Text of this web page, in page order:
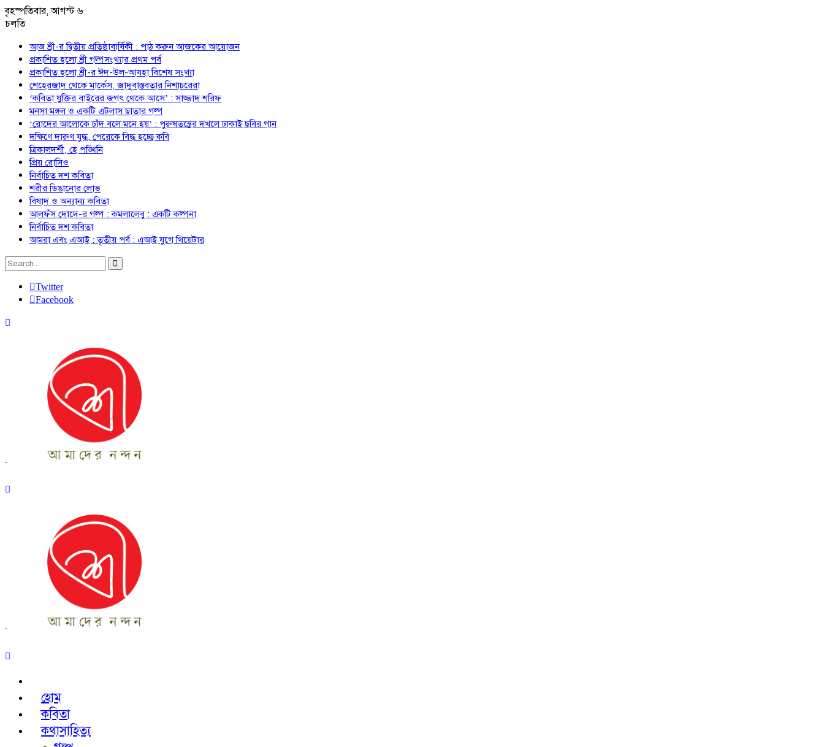
বৃহস্পতিবার, আগস্ট ৬
চলতি
আজ শ্রী-র দ্বিতীয় প্রতিষ্ঠাবার্ষিকী : পাঠ করুন আজকের আয়োজন
প্রকাশিত হলো শ্রী গল্পসংখ্যার প্রথম পর্ব
প্রকাশিত হলো শ্রী-র ঈদ-উল-আযহা বিশেষ সংখ্যা
শেহেরজাদ থেকে মার্কেস, জাদুবাস্তবতার নিশাচরেরা
‘কবিতা যুক্তির বাইরের জগৎ থেকে আসে’ : সাজ্জাদ শরিফ
মনসা মঙ্গল ও একটি এটলাস ছাতার গল্প
‘রোদের আলোকে চাঁদ বলে মনে হয়’ : পুরুষতন্ত্রের দখলে ঢাকাই ছবির গান
দক্ষিণে দারুণ যুদ্ধ, পেরেকে বিদ্ধ হচ্ছে কবি
ত্রিকালদর্শী, হে পঙ্খিনি
প্রিয় রোসিও
নির্বাচিত দশ কবিতা
শরীর ডিঙানোর লোভ
বিষাদ ও অন্যান্য কবিতা
আলফঁস দোদে-র গল্প : কমলালেবু : একটি কল্পনা
নির্বাচিত দশ কবিতা
আমরা এবং এআই : তৃতীয় পর্ব : এআই যুগে থিয়েটার
Twitter
Facebook
হোম
কবিতা
কথাসাহিত্য